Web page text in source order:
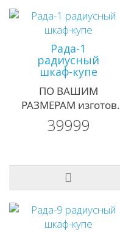
Рада-1
радиусный
шкаф-купе
ПО ВАШИМ
РАЗМЕРАМ
39999